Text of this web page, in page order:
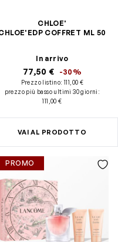
CHLOE'
COFFRET ML 50
In arrivo
77,50 € -30%
Prezzo listino:111,00 €
prezzo più basso ultimi 30 giorni :
111,00 €
VAI AL PRODOTTO
PROMO